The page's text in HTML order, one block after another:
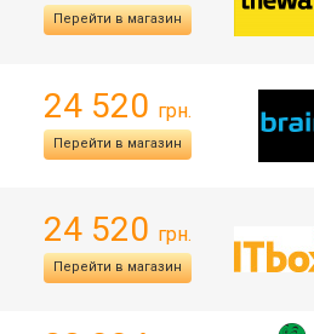
Перейти в магазин
24 520 грн.
Перейти в магазин
24 520 грн.
Перейти в магазин